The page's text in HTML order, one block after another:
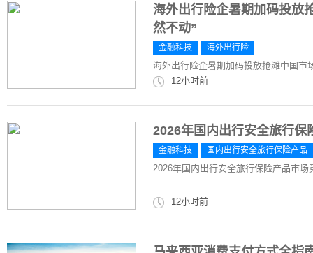
海外出行险企暑期加码投放
然不动”
金融科技 海外出行险
海外出行险企暑期加码投放抢滩中国市
12小时前
2026年国内出行安全旅行保
金融科技 国内出行安全旅行保险产品
2026年国内出行安全旅行保险产品市
12小时前